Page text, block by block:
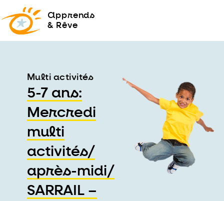
apprends
& Rêve
Multi activités
5-7 ans:
Mercredi
multi
activités/
après-midi/
SARRAIL –